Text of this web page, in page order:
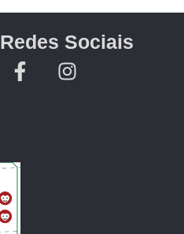
Redes Sociais